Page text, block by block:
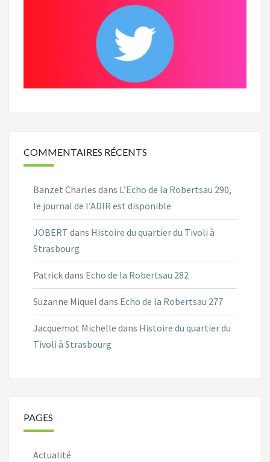
COMMENTAIRES RÉCENTS
Banzet Charles dans L’Echo de la Robertsau 290,
le journal de l’ADIR est disponible
JOBERT dans Histoire du quartier du Tivoli à
Strasbourg
Patrickdans Echo de la Robertsau 282
Suzanne Miquel dans Echo de la Robertsau 277
Jacquemot Michelle dans Histoire du quartier du
Tivoli à Strasbourg
PAGES
Actualité